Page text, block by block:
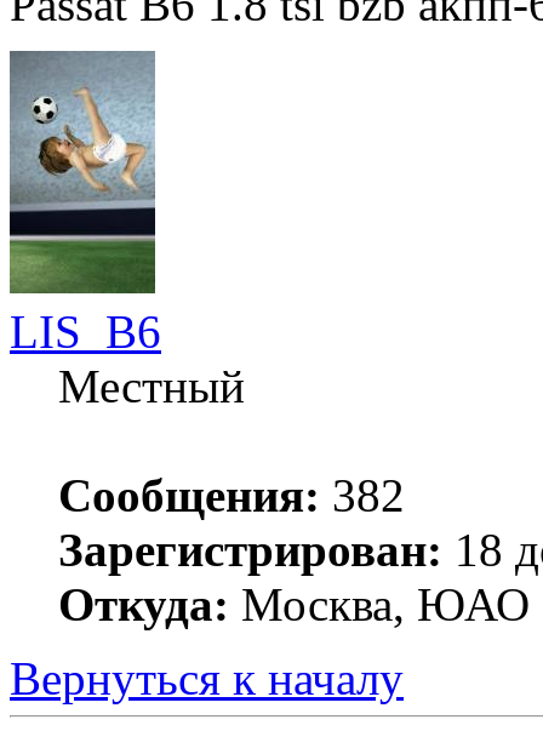
LIS_B6
Местный
Сообщения: 382
Зарегистрирован: 18
Откуда: Москва, ЮАО
Вернуться к началу